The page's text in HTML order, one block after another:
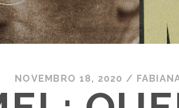
NOVEMBRO 18, 2020 /